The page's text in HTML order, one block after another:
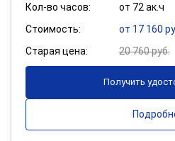
Кол-во часов:
от 72 ак.ч
Стоимость:
от 17 160
Старая цена:
20 760 руб.
Получить